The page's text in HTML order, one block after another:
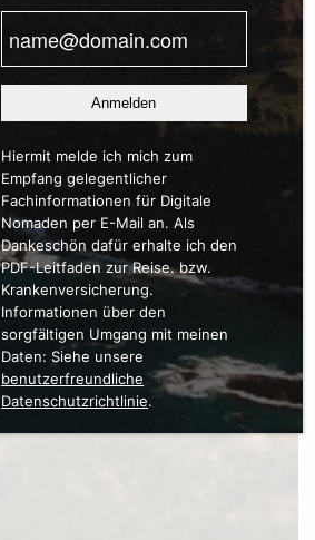
Mail(erforderlich)
Anmelden
Hiermit melde ich mich zum
Empfang gelegentlicher
Fachinformationen für Digitale
Nomaden per E-Mail an. Als
Dankeschön dafür erhalte ich den
PDF-Leitfaden zur Reise. bzw.
Krankenversicherung.
Informationen über den
sorgfältigen Umgang mit meinen
Daten: Siehe unsere
benutzerfreundliche
Datenschutzrichtlinie.